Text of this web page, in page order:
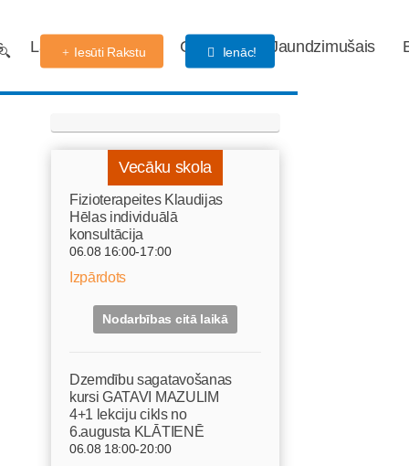
Labdarības fonds Gaidības Jaundzimušais
Iesūti Rakstu Ienāc!
Vecāku skola
Fizioterapeites Klaudijas
Hēlas individuālā
konsultācija
06.08 16:00-17:00
Izpārdots
Nodarbības citā laikā
Dzemdību sagatavošanas
kursi GATAVI MAZULIM
4+1 lekciju cikls no
6.augusta KLĀTIENĒ
06.08 18:00-20:00